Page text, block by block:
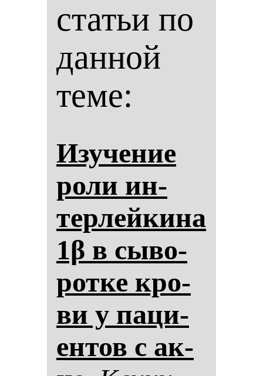
статьи по
данной
теме:
Изу­че­ние
ро­ли ин­
тер­лей­ки­на
1β в сы­во­
рот­ке кро­
ви у па­ци­
ен­тов с ак­